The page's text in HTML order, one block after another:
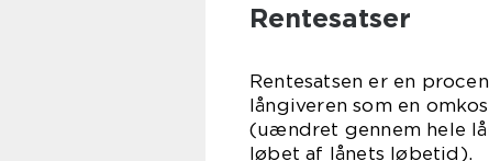
Rentesatser
Rentesatsen er en
långiveren som en
(uændret gennem hele
løbet af lånets løbetid).